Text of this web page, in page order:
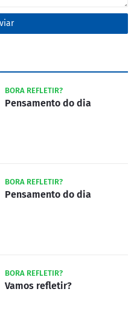
BORA REFLETIR?
Pensamento do dia
BORA REFLETIR?
Pensamento do dia
BORA REFLETIR?
Vamos refletir?